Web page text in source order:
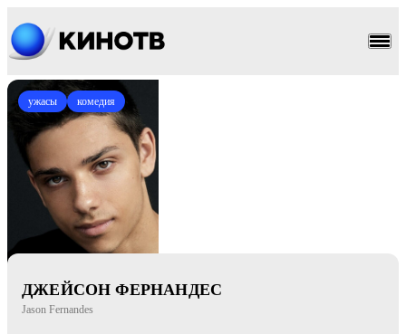
ужасы комедия
ДЖЕЙСОН ФЕРНАНДЕС
Jason Fernandes